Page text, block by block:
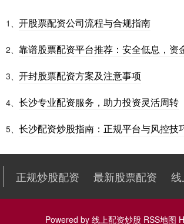
1、 开股票配资公司流程与合规指南
2、 靠谱股票配资平台推荐：安全低息，资
3、 开封股票配资方案及注意事项
4、 长沙专业配资服务，助力投资灵活周转
5、 长沙配资炒股指南：正规平台与风控技
正规炒股配资 最新股票配资
Powered by 线上配资炒股 RSS地图